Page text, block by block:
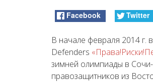
Facebook Twitter
В начале февраля 2014 г.
Defenders
зимней олимпиады в
правозащитников из